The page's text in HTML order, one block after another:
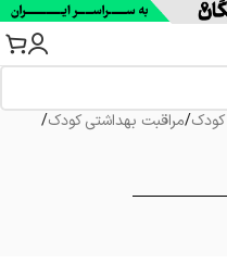
/مراقبت بهداشتی کودک/